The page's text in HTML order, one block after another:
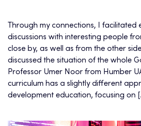
Through my connections, I facilitated
discussions with interesting people
close by, as well as from the other
discussed the situation of the whole
Professor Umer Noor from Humber
curriculum has a slightly different
development education, focusing on